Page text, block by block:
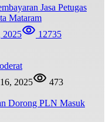
Jasa Petugas
Mataram
2025 12735
2025
473
Dorong PLN Masuk